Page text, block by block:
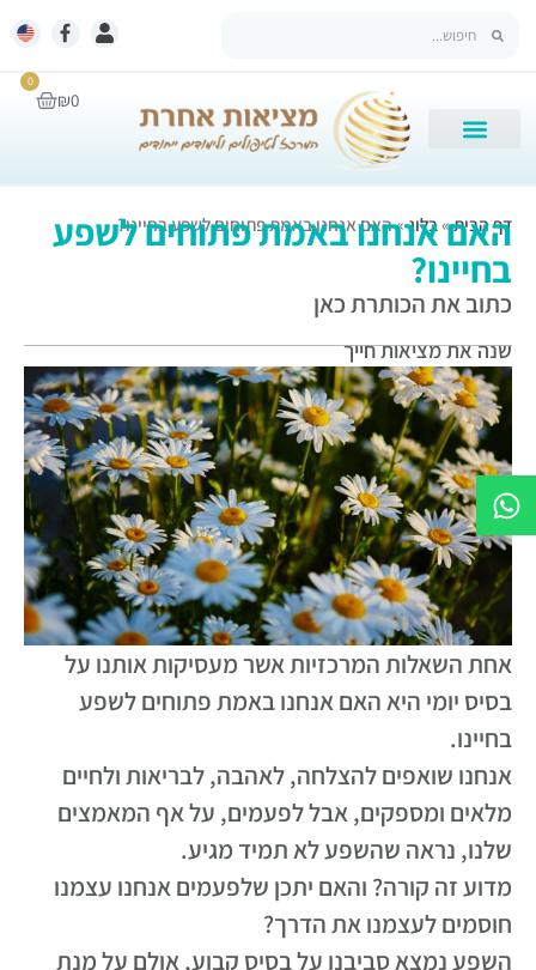
₪0
0
דף הבית»בלוג»האם אנחנו באמת פתוחים לשפע בחיינו?
האם אנחנו באמת פתוחים לשפע
בחיינו?
כתוב את הכותרת כאן
שנה את מציאות חייך
אחת השאלות המרכזיות אשר מעסיקות אותנו על
בסיס יומי היא האם אנחנו באמת פתוחים לשפע
בחיינו.
אנחנו שואפים להצלחה, לאהבה, לבריאות ולחיים
מלאים ומספקים, אבל לפעמים, על אף המאמצים
שלנו, נראה שהשפע לא תמיד מגיע.
מדוע זה קורה? והאם יתכן שלפעמים אנחנו עצמנו
חוסמים לעצמנו את הדרך?
השפע נמצא סביבנו על בסיס קבוע, אולם על מנת